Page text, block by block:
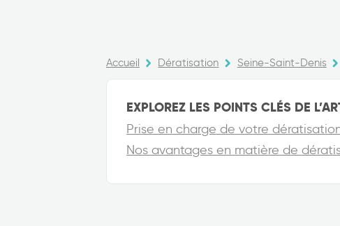
Accueil Dératisation Seine-Saint-Denis
EXPLOREZ LES POINTS CLÉS DE
Prise en charge de votre
Nos avantages en matière de